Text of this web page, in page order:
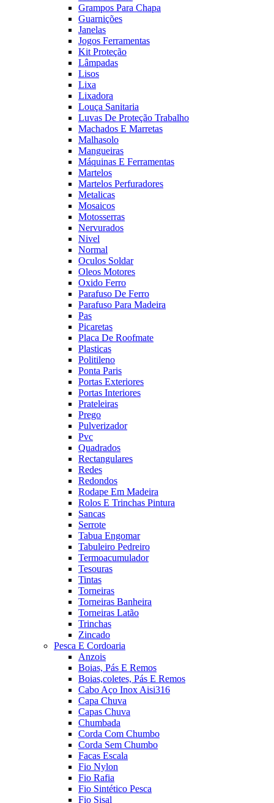
Grampos Para Chapa
Guarnições
Janelas
Jogos Ferramentas
Kit Proteção
Lâmpadas
Lisos
Lixa
Lixadora
Louça Sanitaria
Luvas De Proteção Trabalho
Machados E Marretas
Malhasolo
Mangueiras
Máquinas E Ferramentas
Martelos
Martelos Perfuradores
Metalicas
Mosaicos
Motosserras
Nervurados
Nivel
Normal
Oculos Soldar
Oleos Motores
Oxido Ferro
Parafuso De Ferro
Parafuso Para Madeira
Pas
Picaretas
Placa De Roofmate
Plasticas
Politileno
Ponta Paris
Portas Exteriores
Portas Interiores
Prateleiras
Prego
Pulverizador
Pvc
Quadrados
Rectangulares
Redes
Redondos
Rodape Em Madeira
Rolos E Trinchas Pintura
Sancas
Serrote
Tabua Engomar
Tabuleiro Pedreiro
Termoacumulador
Tesouras
Tintas
Torneiras
Torneiras Banheira
Torneiras Latão
Trinchas
Zincado
Pesca E Cordoaria
Anzois
Boias, Pás E Remos
Boias,coletes, Pás E Remos
Cabo Aço Inox Aisi316
Capa Chuva
Capas Chuva
Chumbada
Corda Com Chumbo
Corda Sem Chumbo
Facas Escala
Fio Nylon
Fio Rafia
Fio Sintético Pesca
Fio Sisal